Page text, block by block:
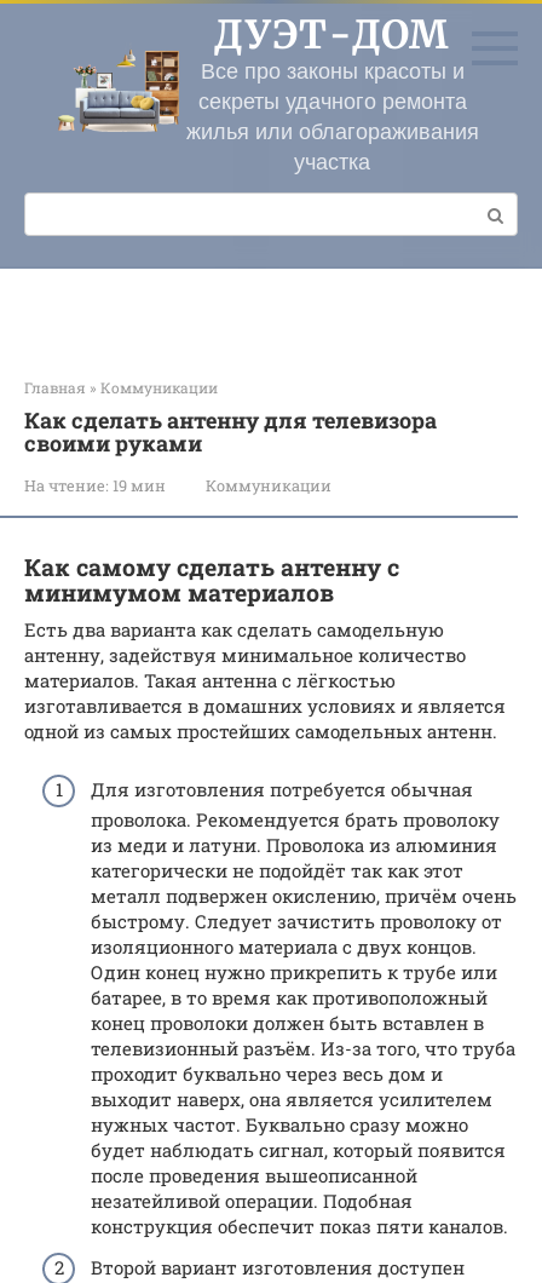
Перейти
контенту
ДУЭТ-ДОМ
Все про законы красоты и
секреты удачного ремонта
жилья или облагораживания
участка
Поиск:
Главная » Коммуникации
Как сделать антенну для телевизора
своими руками
На чтение: 19 мин Коммуникации
Как самому сделать антенну с
минимумом материалов
Есть два варианта как сделать самодельную
антенну, задействуя минимальное количество
материалов. Такая антенна с лёгкостью
изготавливается в домашних условиях и является
одной из самых простейших самодельных антенн.
Для изготовления потребуется обычная
проволока. Рекомендуется брать проволоку
из меди и латуни. Проволока из алюминия
категорически не подойдёт так как этот
металл подвержен окислению, причём очень
быстрому. Следует зачистить проволоку от
изоляционного материала с двух концов.
Один конец нужно прикрепить к трубе или
батарее, в то время как противоположный
конец проволоки должен быть вставлен в
телевизионный разъём. Из-за того, что труба
проходит буквально через весь дом и
выходит наверх, она является усилителем
нужных частот. Буквально сразу можно
будет наблюдать сигнал, который появится
после проведения вышеописанной
незатейливой операции. Подобная
конструкция обеспечит показ пяти каналов.
Второй вариант изготовления доступен